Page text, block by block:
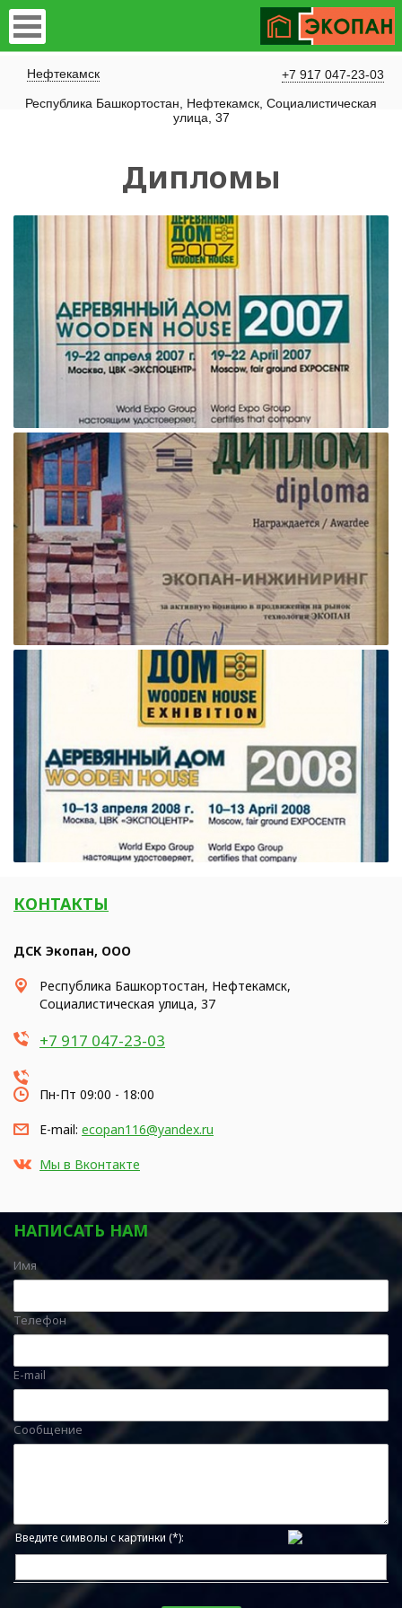
Нефтекамск
+7 917 047-23-03
Республика Башкортостан, Нефтекамск, Социалистическая
улица, 37
Дипломы
КОНТАКТЫ
ДСК Экопан, ООО
Республика Башкортостан, Нефтекамск,
Социалистическая улица, 37
+7 917 047-23-03
Пн-Пт 09:00 - 18:00
E-mail: ecopan116@yandex.ru
Мы в Вконтакте
НАПИСАТЬ НАМ
Имя
Телефон
E-mail
Сообщение
Введите символы с картинки (*):